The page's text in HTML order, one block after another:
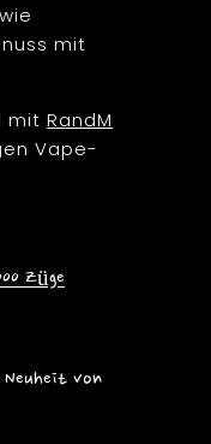
mit
mitRandM
Vape-
Züge
Neuheit von